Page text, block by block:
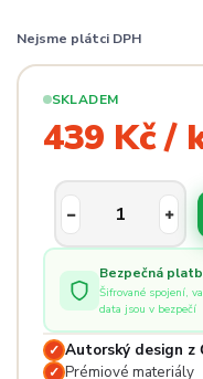
Nejsme plátci DPH
SKLADEM
439 Kč /
Bezpečná
Šifrované spojení,
data jsou v bezpečí
✓ Autorský design z
✓ Prémiové materiály